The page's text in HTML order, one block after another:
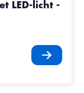
LED-licht -